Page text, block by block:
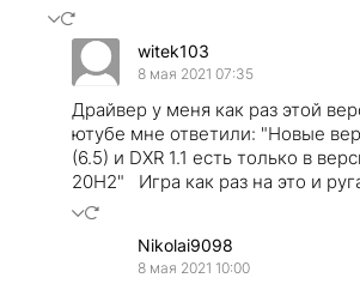
witek103
8 мая 2021 07:35
Драйвер у меня как раз этой
ютубе мне ответили: "Новые
(6.5) и DXR 1.1 есть только в
20H2" Игра как раз на это и
Nikolai9098
8 мая 2021 10:00